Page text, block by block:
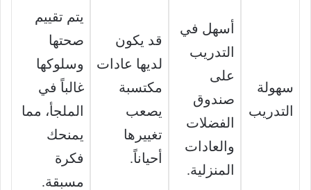
سهولة
التدريب
أسهل في
التدريب
على
صندوق
الفضلات
والعادات
المنزلية.
قد يكون
لديها عادات
مكتسبة
يصعب
تغييرها
أحياناً.
يتم تقييم
صحتها
وسلوكها
غالباً في
الملجأ، مما
يمنحك
فكرة
مسبقة.